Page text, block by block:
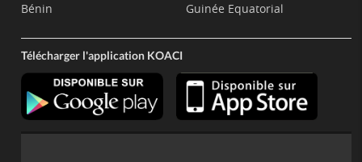
Bénin
Guinée Equatorial
Télécharger l'application KOACI